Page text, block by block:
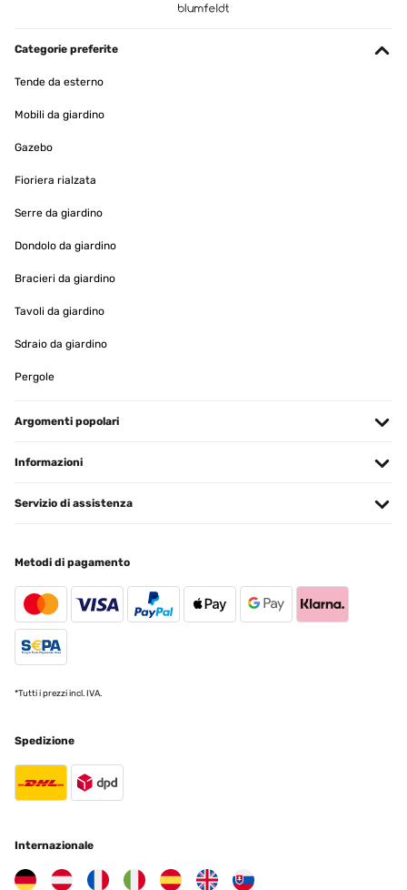
Categorie preferite
Tende da esterno
Mobili da giardino
Gazebo
Fioriera rialzata
Serre da giardino
Dondolo da giardino
Bracieri da giardino
Tavoli da giardino
Sdraio da giardino
Pergole
Argomenti popolari
Informazioni
Servizio di assistenza
Metodi di pagamento
*Tutti i prezzi incl. IVA.
Spedizione
Internazionale